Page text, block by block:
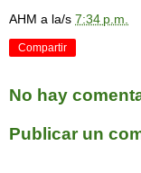
AHM a la/s 7:34 p.m.
Compartir
No hay
Publicar un